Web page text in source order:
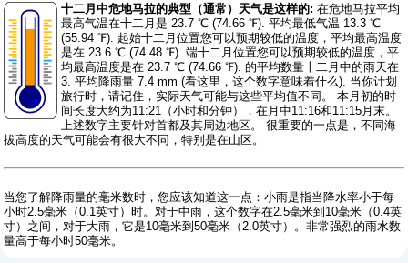
十二月中危地马拉的典型（通常）天气是这样的: 在危地马拉平均
最高气温在十二月是 23.7 ℃ (74.66 ℉). 平均最低气温 13.3 ℃
(55.94 ℉). 起始十二月位置您可以预期较低的温度，平均最高温度
是在 23.6 ℃ (74.48 ℉). 端十二月位置您可以预期较低的温度，平
均最高温度是在 23.7 ℃ (74.66 ℉). 的平均数量十二月中的雨天在
3. 平均降雨量 7.4 mm (看这里，这个数字意味着什么). 当你计划
旅行时，请记住，实际天气可能与这些平均值不同。 本月初的时
间长度大约为11:21（小时和分钟），在月中11:16和11:15月末。
上述数字主要针对首都及其周边地区。 很重要的一点是，不同海
拔高度的天气可能会有很大不同，特别是在山区。
当您了解降雨量的毫米数时，您应该知道这一点：小雨是指当降水率小于每
小时2.5毫米（0.1英寸）时。对于中雨，这个数字在2.5毫米到10毫米（0.4英
寸）之间，对于大雨，它是10毫米到50毫米（2.0英寸）。非常强烈的雨水数
量高于每小时50毫米。